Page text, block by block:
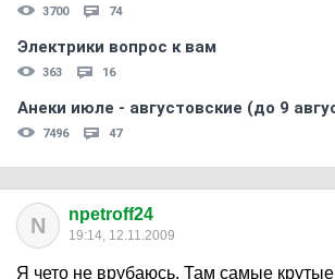
3700 74
Электрики вопрос к вам
363 16
Анеки июле - августовские (до 9
7496 47
N npetroff24
19:14, 12.11.2009
Я чето не врубаюсь. Там самые